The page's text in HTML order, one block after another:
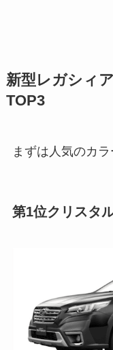
新型レガシィ
TOP3
まずは人気のカラ
第1位クリスタ